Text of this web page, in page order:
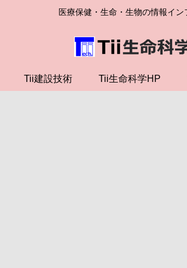
医療保健・生命・生物の情報イン
Tii建設技術 Tii生命科学HP